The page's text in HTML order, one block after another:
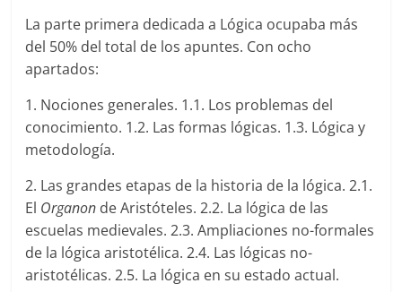
La parte primera dedicada a Lógica ocupaba más
del 50% del total de los apuntes. Con ocho
apartados:
1. Nociones generales. 1.1. Los problemas del
conocimiento. 1.2. Las formas lógicas. 1.3. Lógica y
metodología.
2. Las grandes etapas de la historia de la lógica. 2.1.
El Organon de Aristóteles. 2.2. La lógica de las
escuelas medievales. 2.3. Ampliaciones no-formales
de la lógica aristotélica. 2.4. Las lógicas no-
aristotélicas. 2.5. La lógica en su estado actual.